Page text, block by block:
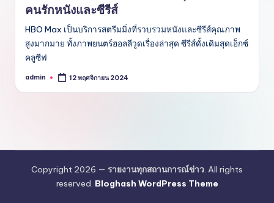
คนรักหนังและซีรีส์
HBO Max เป็นบริการสตรีมมิ่งที่รวบรวมหนังและซีรีส์คุณภาพ
สูงมากมาย ทั้งภาพยนตร์ฮอลลีวูดเรื่องล่าสุด ซีรีส์ดั้งเดิมสุดเอ็กซ์
คลูซีฟ
Posted
admin 12 พฤศจิกายน 2024
Copyright 2026 — รายงานทุกสถานการณ์ข่าว. All rights
reserved. Bloghash WordPress Theme